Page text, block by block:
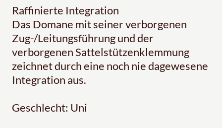
Raffinierte Integration
Das Domane mit seiner verborgenen
Zug-/Leitungsführung und der
verborgenen Sattelstützenklemmung
zeichnet durch eine noch nie dagewesene
Integration aus.
Geschlecht: Uni